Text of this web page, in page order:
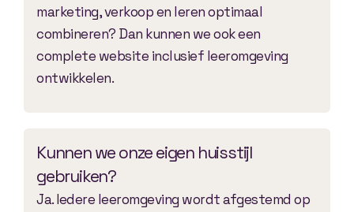
marketing, verkoop en leren optimaal
combineren? Dan kunnen we ook een
complete website inclusief leeromgeving
ontwikkelen.
Kunnen we onze eigen huisstijl
gebruiken?
Ja. Iedere leeromgeving wordt afgestemd op